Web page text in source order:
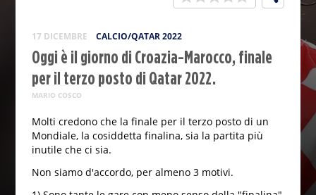
17 DICEMBRE CALCIO/QATAR 2022
Oggi è il giorno di Croazia-Marocco, finale
per il terzo posto di Qatar 2022.
MARIO COSCO
Molti credono che la finale per il terzo posto di un
Mondiale, la cosiddetta finalina, sia la partita più
inutile che ci sia.
Non siamo d'accordo, per almeno 3 motivi.